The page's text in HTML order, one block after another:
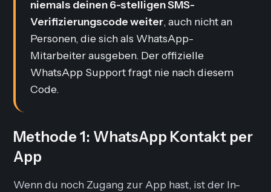
niemals deinen 6-stelligen SMS-
Verifizierungscode weiter, auch nicht an
Personen, die sich als WhatsApp-
Mitarbeiter ausgeben. Der offizielle
WhatsApp Support fragt nie nach diesem
Code.
Methode 1: WhatsApp Kontakt per
App
Wenn du noch Zugang zur App hast, ist der In-